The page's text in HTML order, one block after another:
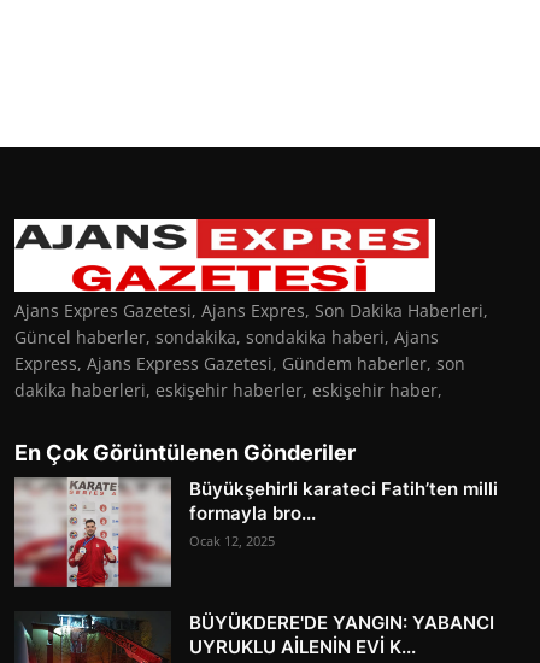
Ajans Expres Gazetesi, Ajans Expres, Son Dakika Haberleri,
Güncel haberler, sondakika, sondakika haberi, Ajans
Express, Ajans Express Gazetesi, Gündem haberler, son
dakika haberleri, eskişehir haberler, eskişehir haber,
En Çok Görüntülenen Gönderiler
Büyükşehirli karateci Fatih’ten milli
formayla bro...
Ocak 12, 2025
BÜYÜKDERE'DE YANGIN: YABANCI
UYRUKLU AİLENİN EVİ K...